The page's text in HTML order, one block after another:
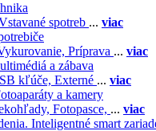
spotreb ... viac
Príprava ... viac
a zábava
kľúče, Externé ... viac
a kamery
Fotopasce, ... viac
Inteligentné smart